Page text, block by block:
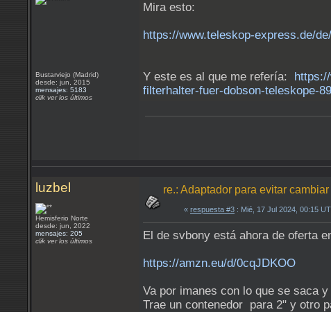
Bustarviejo (Madrid)
desde: jun, 2015
mensajes: 5183
clik ver los últimos
Mira esto:
https://www.teleskop-express.de/
Y este es al que me refería:
filterhalter-fuer-dobson-teleskope-
luzbel
Hemisferio Norte
desde: jun, 2022
mensajes: 205
clik ver los últimos
re.: Adaptador para evitar
« respuesta #3 : Mié, 17 Jul 2024, 00:15
El de svbony está ahora de oferta
https://amzn.eu/d/0cqJDKOO
Va por imanes con lo que se saca
Trae un contenedor para 2" y otro